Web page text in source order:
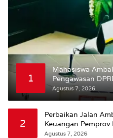
1
Mahasiswa
Pengawasan
Bursel Terhadap
Jalan
Agustus 7, 2026
2
Perbaikan Jalan
Keuangan Pemprov
Agustus 7, 2026